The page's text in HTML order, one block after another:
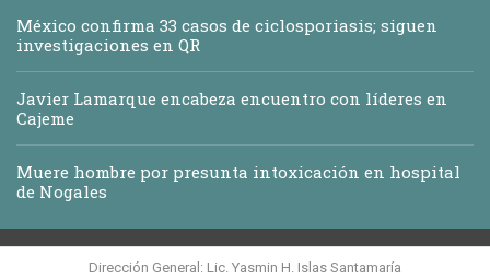
México confirma 33 casos de ciclosporiasis; siguen
investigaciones en QR
Javier Lamarque encabeza encuentro con líderes en
Cajeme
Muere hombre por presunta intoxicación en hospital
de Nogales
Dirección General: Lic. Yasmin H. Islas Santamaría